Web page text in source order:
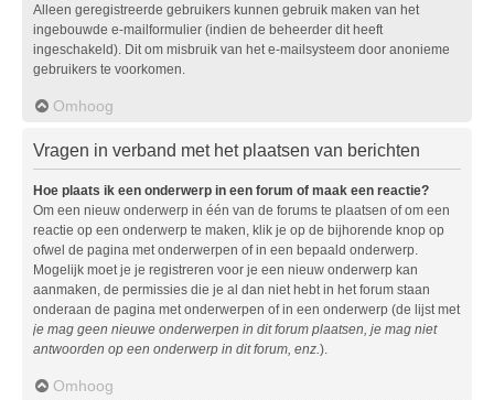
Alleen geregistreerde gebruikers kunnen gebruik maken van het
ingebouwde e-mailformulier (indien de beheerder dit heeft
ingeschakeld). Dit om misbruik van het e-mailsysteem door anonieme
gebruikers te voorkomen.
Omhoog
Vragen in verband met het plaatsen van berichten
Hoe plaats ik een onderwerp in een forum of maak een reactie?
Om een nieuw onderwerp in één van de forums te plaatsen of om een
reactie op een onderwerp te maken, klik je op de bijhorende knop op
ofwel de pagina met onderwerpen of in een bepaald onderwerp.
Mogelijk moet je je registreren voor je een nieuw onderwerp kan
aanmaken, de permissies die je al dan niet hebt in het forum staan
onderaan de pagina met onderwerpen of in een onderwerp (de lijst met
je mag geen nieuwe onderwerpen in dit forum plaatsen, je mag niet
antwoorden op een onderwerp in dit forum, enz. ).
Omhoog